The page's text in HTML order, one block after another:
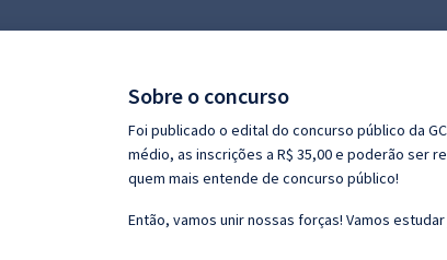
Questões grátis
Sobre o concurso
Foi publicado o edital do concurso público da
médio, as inscrições a R$ 35,00 e poderão ser
quem mais entende de concurso público!
Então, vamos unir nossas forças! Vamos